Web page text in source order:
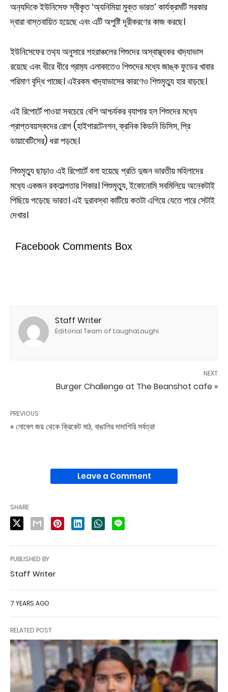
অন‍্যদিকে ইউনিসেফ স্বীকৃত ‘অ্যনিমিয়া মুক্ত ভারত’ কার্যক্রমটি সরকার
দ্বারা বাস্তবায়িত হয়েছে এবং এটি অপুষ্টি দূরীকরণের কাজ করছে।
ইউনিসেফের তথ‍্য অনুসারে শহরাঞ্চলের শিশুদের অস্বাস্থ্যকর খাদ‍্যাভাস
রয়েছে এবং ধীরে ধীরে গ্রাম‍্য এলাকাতেও শিশুদের মধ্যে জাঙ্ক ফুডের খাবার
পরিমাণ বৃদ্ধি পাচ্ছে। এইরকম খাদ‍্যাভাসের কারণেও শিশুমৃত‍্যু হার বাড়ছে।
এই রিপোর্টে পাওয়া সবচেয়ে বেশি আশ্চর্যকর ব‍্যাপার হল শিশুদের মধ‍্যে
প্রাপ্তবয়স্কদের রোগ (হাইপারটেনশন, ক্রনিক কিডনি ডিসিস, প্রি
ডায়াবেটিসের) ধরা পড়ছে।
শিশুমৃত‍্যু ছাড়াও এই রিপোর্টে বলা হয়েছে প্রতি দুজন ভারতীয় মহিলাদের
মধ‍্যে একজন রক্তাল্পতার শিকার। শিশুমৃত‍্যু, ইকোনোমি সবমিলিয়ে অনেকটাই
পিছিয়ে পড়েছে ভারত। এই দুরাবস্থা কাটিয়ে কতটা এগিয়ে যেতে পারে সেটাই
দেখার।
Facebook Comments Box
Staff Writer
Editorial Team of LaughaLaughi
NEXT
Burger Challenge at The Beanshot cafe »
PREVIOUS
« নোবেল জয় থেকে ক্রিকেট মাঠ, বাঙালির দাদাগিরি সর্বত্র!
Leave a Comment
SHARE
PUBLISHED BY
Staff Writer
7 YEARS AGO
RELATED POST